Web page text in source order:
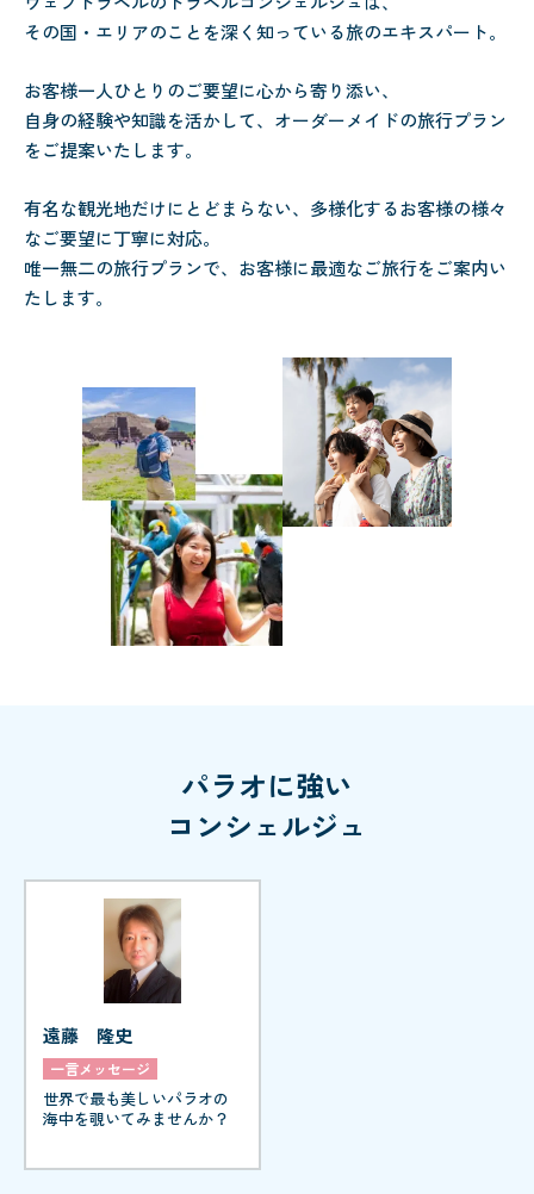
その国・エリアのことを深く知っている旅のエキスパート。
お客様一人ひとりのご要望に心から寄り添い、
自身の経験や知識を活かして、オーダーメイドの旅行プラン
をご提案いたします。
有名な観光地だけにとどまらない、多様化するお客様の様々
なご要望に丁寧に対応。
唯一無二の旅行プランで、お客様に最適なご旅行をご案内い
たします。
パラオに強い
コンシェルジュ
遠藤 隆史
一言メッセージ
世界で最も美しいパラオの
海中を覗いてみませんか？